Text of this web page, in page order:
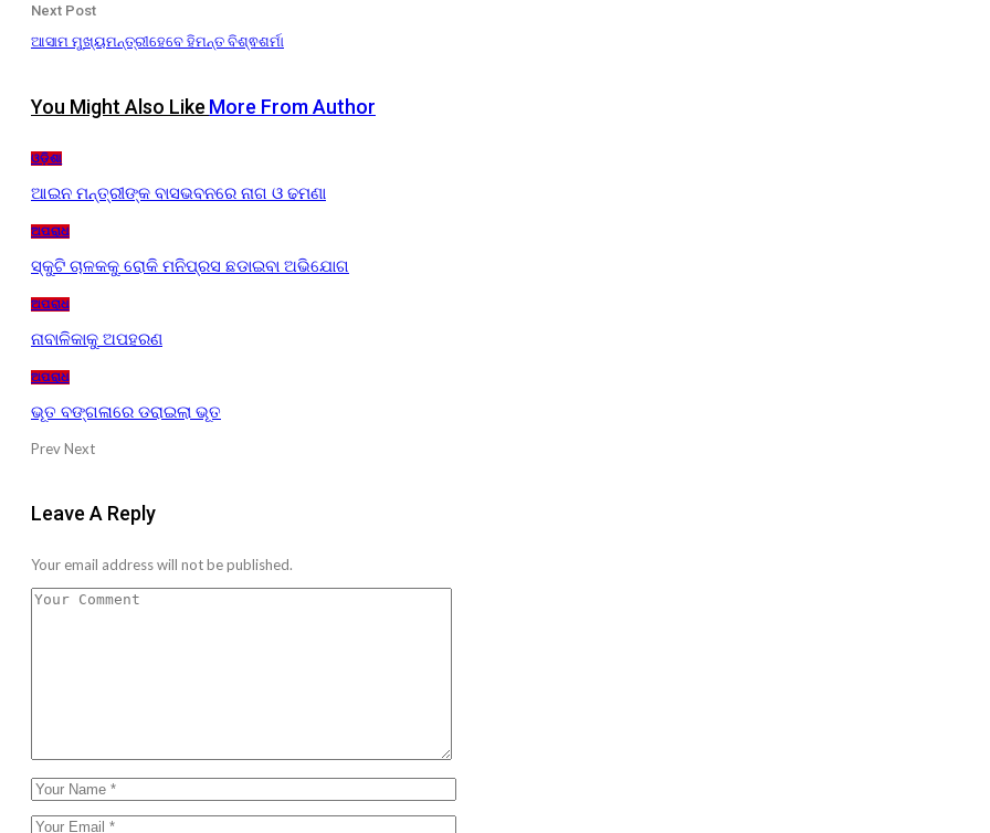
Next Post
ଆସାମ ମୁଖ୍ୟମନ୍ତ୍ରୀହେବେ ହିମନ୍ତ ବିଶ୍ଵଶର୍ମା
You Might Also Like More From Author
ଓଡ଼ିଶା
ଆଇନ ମନ୍ତ୍ରୀଙ୍କ ବାସଭବନରେ ନାଗ ଓ ଢମଣା
ଅପରାଧ
ସ୍କୁଟି ଚାଳକକୁ ରୋକି ମନିପ୍ରସ ଛଡାଇବା ଅଭିଯୋଗ
ଅପରାଧ
ନାବାଳିକାକୁ ଅପହରଣ
ଅପରାଧ
ଭୂତ ବଙ୍ଗଳାରେ ଡରାଇଲା ଭୂତ
PrevNext
Leave A Reply
Your email address will not be published.